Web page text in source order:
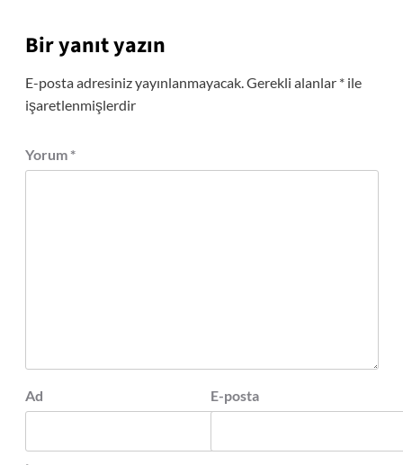
Bir yanıt yazın
E-posta adresiniz yayınlanmayacak.Gerekli alanlar *ile
işaretlenmişlerdir
Yorum *
Ad E-posta